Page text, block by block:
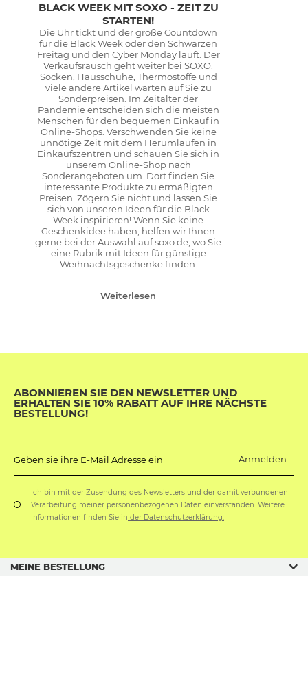
BLACK WEEK MIT SOXO - ZEIT ZU
STARTEN!
Die Uhr tickt und der große Countdown
für die Black Week oder den Schwarzen
Freitag und den Cyber Monday läuft. Der
Verkaufsrausch geht weiter bei SOXO.
Socken, Hausschuhe, Thermostoffe und
viele andere Artikel warten auf Sie zu
Sonderpreisen. Im Zeitalter der
Pandemie entscheiden sich die meisten
Menschen für den bequemen Einkauf in
Online-Shops. Verschwenden Sie keine
unnötige Zeit mit dem Herumlaufen in
Einkaufszentren und schauen Sie sich in
unserem Online-Shop nach
Sonderangeboten um. Dort finden Sie
interessante Produkte zu ermäßigten
Preisen. Zögern Sie nicht und lassen Sie
sich von unseren Ideen für die Black
Week inspirieren! Wenn Sie keine
Geschenkidee haben, helfen wir Ihnen
gerne bei der Auswahl auf soxo.de, wo Sie
eine Rubrik mit Ideen für günstige
Weihnachtsgeschenke finden.
Weiterlesen
ABONNIEREN SIE DEN NEWSLETTER UND
ERHALTEN SIE 10% RABATT AUF IHRE NÄCHSTE
BESTELLUNG!
Geben sie ihre E-Mail Adresse ein Anmelden
Ich bin mit der Zusendung des Newsletters und der damit verbundenen
Verarbeitung meiner personenbezogenen Daten einverstanden. Weitere
Informationen finden Sie in der Datenschutzerklärung.
MEINE BESTELLUNG